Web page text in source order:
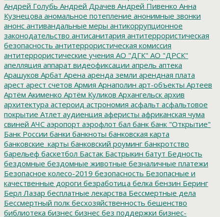
Андрей Голубь Андрей Драчев Андрей Пивенко Анна
Кузнецова аномальное потепление анонимные звонки
анонс антивандальные меры антикоррупционное
законодательство антисанитария антитеррористическая
безопасность антитеррористическая комиссия
антитеррористические учения АО "ДГК" АО "ДРСК"
апелляция аппарат видеофиксации апрель аптека
Арашуков Арбат Арена аренда земли арендная плата
арест арест счетов Армия Арнаполин арт-объекты Артеев
Артём Акименко Артём Куликов Архангельск архив
архитектура астероид астрономия асфальт асфальтовое
покрытие Атлет аудиенция аферисты африканская чума
свиней АЧС аэропорт аэрофлот бал банк банк "Открытие"
Банк России банки банкноты банковская карта
банковские_карты банковский роуминг банкротство
барельеф баскетбол Бастак Бастрыкин батут Бедность
бездомные бездомные животные безналичные платежи
Безопасное колесо-2019 безопасность Безопасные и
качественные дороги безработица белка бензин Беринг
Берл Лазар бесплатные лекарства Бессмертные дела
Бессмертный полк бесхозяйственность бешенство
библиотека бизнес бизнес без поддержки бизнес-